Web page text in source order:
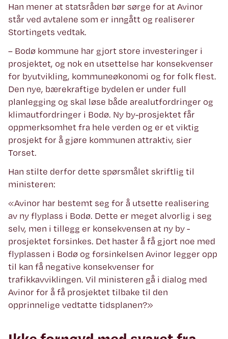
Han mener at statsråden bør sørge for at Avinor
står ved avtalene som er inngått og realiserer
Stortingets vedtak.
– Bodø kommune har gjort store investeringer i
prosjektet, og nok en utsettelse har konsekvenser
for byutvikling, kommuneøkonomi og for folk flest.
Den nye, bærekraftige bydelen er under full
planlegging og skal løse både arealutfordringer og
klimautfordringer i Bodø. Ny by-prosjektet får
oppmerksomhet fra hele verden og er et viktig
prosjekt for å gjøre kommunen attraktiv, sier
Torset.
Han stilte derfor dette spørsmålet skriftlig til
ministeren:
«Avinor har bestemt seg for å utsette realisering
av ny flyplass i Bodø. Dette er meget alvorlig i seg
selv, men i tillegg er konsekvensen at ny by -
prosjektet forsinkes. Det haster å få gjort noe med
flyplassen i Bodø og forsinkelsen Avinor legger opp
til kan få negative konsekvenser for
trafikkavviklingen. Vil ministeren gå i dialog med
Avinor for å få prosjektet tilbake til den
opprinnelige vedtatte tidsplanen?»